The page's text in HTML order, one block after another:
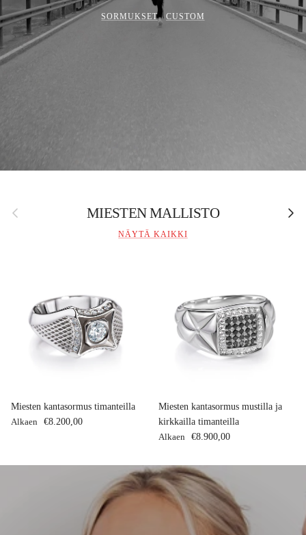
SORMUKSET CUSTOM
Edellinen MIESTEN MALLISTO
NÄYTÄ KAIKKI
Miesten kantasormus timanteilla
Normaalihinta
Alkaen €8.200,00
Miesten kantasormus mustilla ja
kirkkailla timanteilla
Normaalihinta
Alkaen €8.900,00